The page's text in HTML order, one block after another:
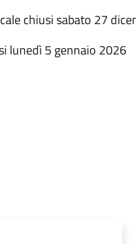
chiusi sabato 27
lunedì 5 gennaio 2026